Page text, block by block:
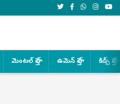
మెంటల్ హెల్త్ ఉమెన్ హెల్త్ కిడ్స్ హెల్త్